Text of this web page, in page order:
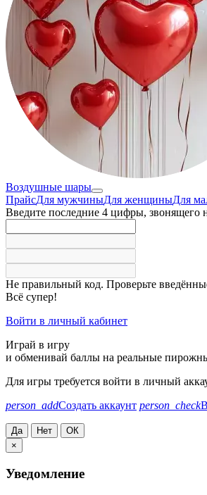
Воздушные шары
ПрайсДля мужчиныДля женщиныДля
Введите последние 4 цифры, звонящего
Не правильный код. Проверьте
Всё супер!
Войти в личный кабинет
Играй в игру
и обменивай баллы на реальные
Для игры требуется войти в личный
person_addСоздать аккаунт person_check
Да Нет
ОК
×
Уведомление